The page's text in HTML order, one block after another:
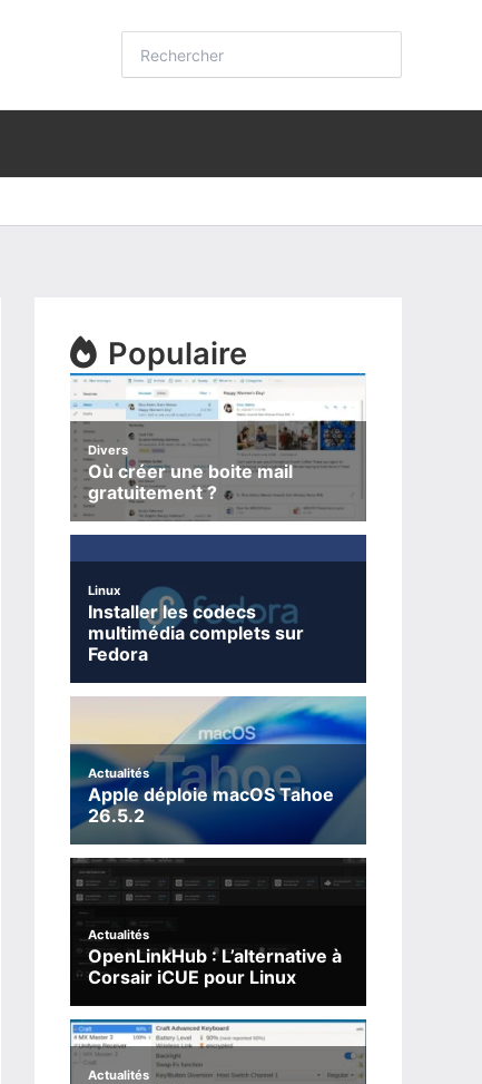
Populaire
Divers
Où créer une boite mail
gratuitement ?
Linux
Installer les codecs
multimédia complets sur
Fedora
Actualités
Apple déploie macOS Tahoe
26.5.2
Actualités
OpenLinkHub : L’alternative à
Corsair iCUE pour Linux
Actualités